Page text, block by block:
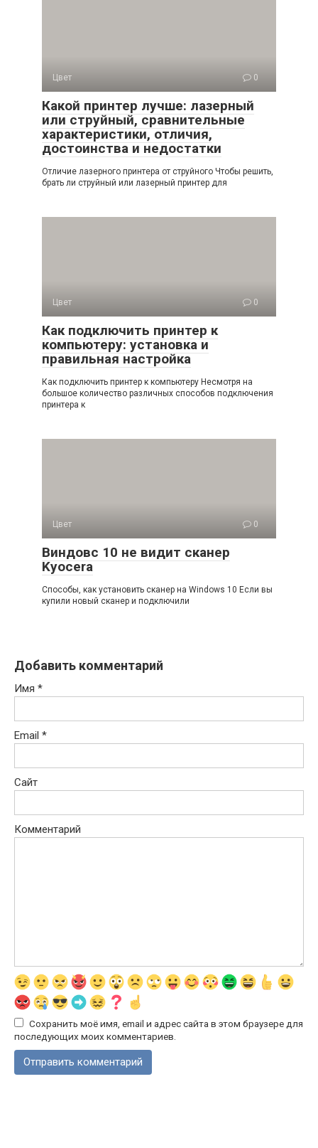
Цвет 0
Какой принтер лучше: лазерный
или струйный, сравнительные
характеристики, отличия,
достоинства и недостатки
Отличие лазерного принтера от струйного Чтобы решить,
брать ли струйный или лазерный принтер для
Цвет 0
Как подключить принтер к
компьютеру: установка и
правильная настройка
Как подключить принтер к компьютеру Несмотря на
большое количество различных способов подключения
принтера к
Цвет 0
Виндовс 10 не видит сканер
Kyocera
Способы, как установить сканер на Windows 10 Если вы
купили новый сканер и подключили
Добавить комментарий
Имя *
Email *
Сайт
Комментарий
Сохранить моё имя, email и адрес сайта в этом браузере для
последующих моих комментариев.